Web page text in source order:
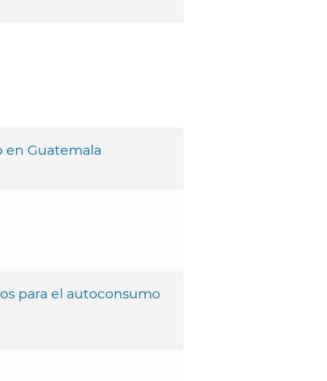
en Guatemala
para el autoconsumo